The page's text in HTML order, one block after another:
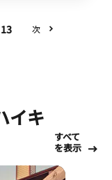
13 次
イキ
すべて
を表示